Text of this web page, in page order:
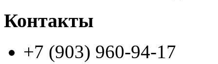
Контакты
+7 (903) 960-94-17